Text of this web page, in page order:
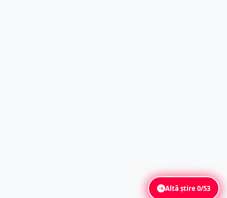
Altă știre0/53